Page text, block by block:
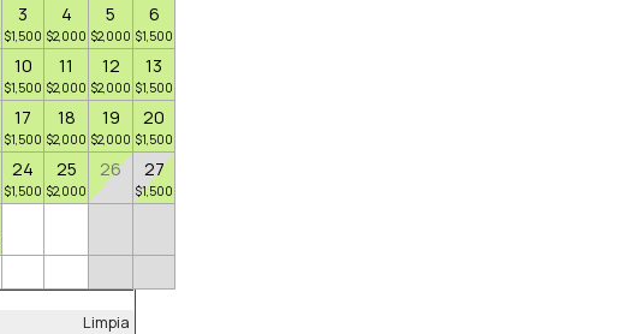
3
$1,500
4
$2,000
5
$2,000
6
$1,500
10
$1,500
11
$2,000
12
$2,000
13
$1,500
17
$1,500
18
$2,000
19
$2,000
20
$1,500
24
$1,500
25
$2,000
26 27
$1,500
Limpia